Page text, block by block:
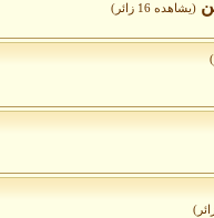
(يشاهده 16 زائر)